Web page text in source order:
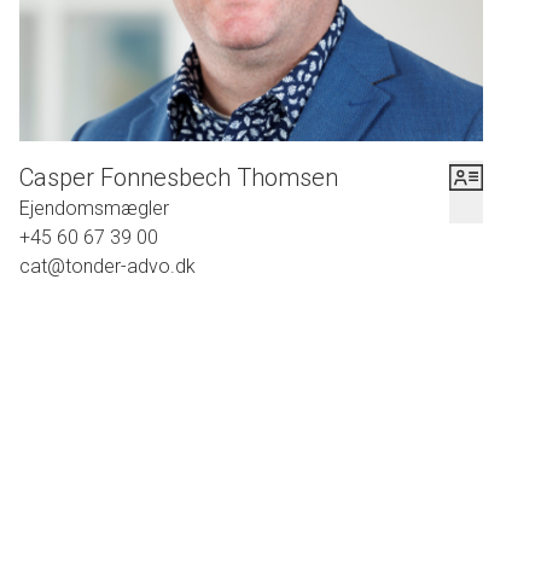
Casper Fonnesbech Thomsen
Ejendomsmægler
+45 60 67 39 00
cat@tonder-advo.dk